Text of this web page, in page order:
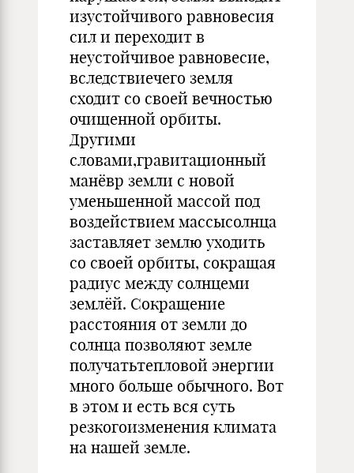
изустойчивого равновесия
сил и переходит в
неустойчивое равновесие,
вследствиечего земля
сходит со своей вечностью
очищенной орбиты.
Другими
словами,гравитационный
манёвр земли с новой
уменьшенной массой под
воздействием массысолнца
заставляет землю уходить
со своей орбиты, сокращая
радиус между солнцеми
землёй. Сокращение
расстояния от земли до
солнца позволяют земле
получатьтепловой энергии
много больше обычного. Вот
в этом и есть вся суть
резкогоизменения климата
на нашей земле.